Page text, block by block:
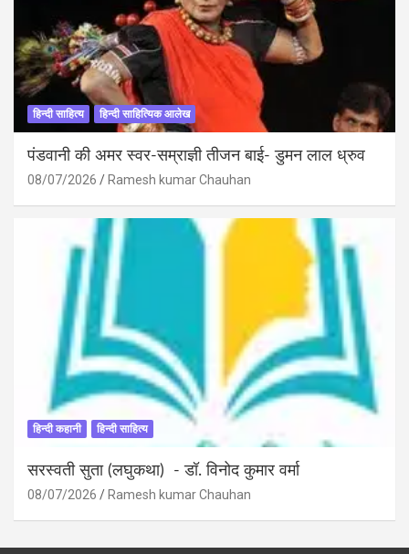
हिन्दी साहित्य हिन्दी साहित्यिक आलेख
पंडवानी की अमर स्वर-सम्राज्ञी तीजन बाई- डुमन लाल ध्रुव
08/07/2026 Ramesh kumar Chauhan
हिन्दी कहानी हिन्दी साहित्य
सरस्वती सुता (लघुकथा) ​- डॉ. विनोद कुमार वर्मा
08/07/2026 Ramesh kumar Chauhan